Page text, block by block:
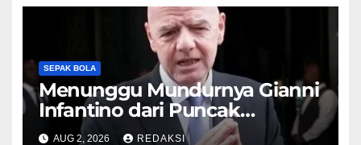
SEPAK BOLA
Menunggu Mundurnya Gianni
Infantino dari Puncak
Kekuasaan FIFA
AUG 2, 2026 REDAKSI